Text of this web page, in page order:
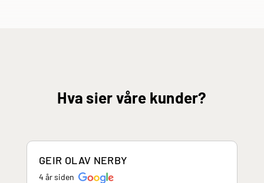
Hva sier våre kunder?
GEIR OLAV NERBY
4 år siden